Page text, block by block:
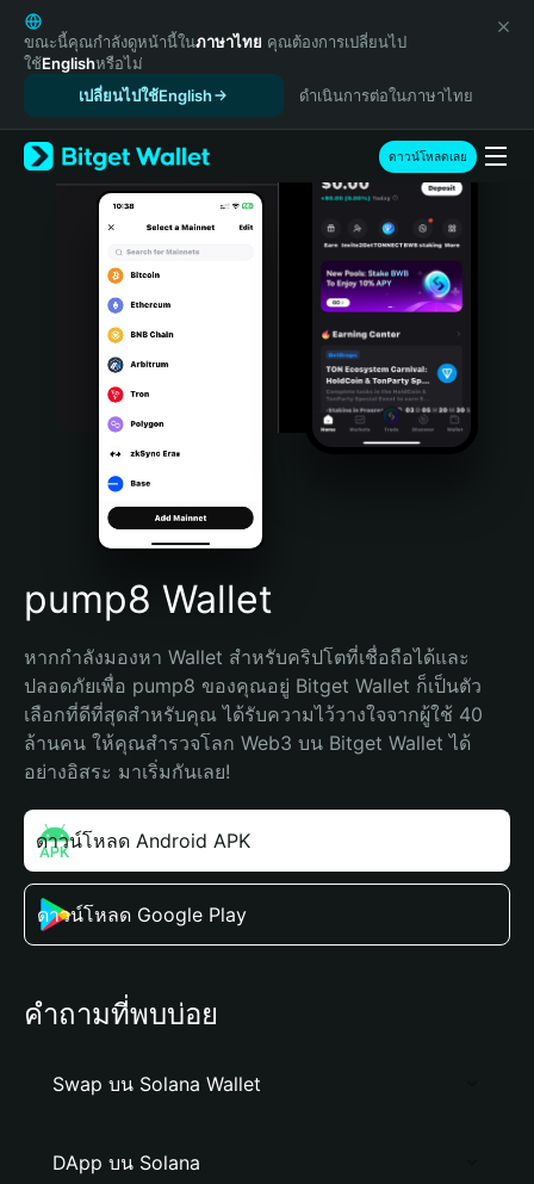
English
日本語
Tiếng Việt
Español (Latinoamérica)
Türkçe
Italiano
Português (Portugal)
Bahasa Indonesia
Português (Brasil)
Español (Argentina)
ขณะนี้คุณกำลังดูหน้านี้ในภาษาไทย คุณต้องการเปลี่ยนไป
ใช้Englishหรือไม่
เปลี่ยนไปใช้English
ดำเนินการต่อในภาษาไทย
ดาวน์โหลดเลย
pump8 Wallet
หากกำลังมองหา Wallet สำหรับคริปโตที่เชื่อถือได้และ
ปลอดภัยเพื่อ pump8 ของคุณอยู่ Bitget Wallet ก็เป็นตัว
เลือกที่ดีที่สุดสำหรับคุณ ได้รับความไว้วางใจจากผู้ใช้ 40
ล้านคน ให้คุณสำรวจโลก Web3 บน Bitget Wallet ได้
อย่างอิสระ มาเริ่มกันเลย!
ดาวน์โหลด Android APK
ดาวน์โหลด Google Play
คำถามที่พบบ่อย
Swap บน Solana Wallet
DApp บน Solana